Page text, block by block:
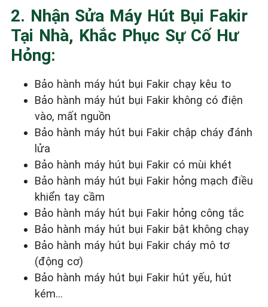
2. Nhận Sửa Máy Hút Bụi Fakir
Tại Nhà, Khắc Phục Sự Cố Hư
Hỏng:
Bảo hành máy hút bụi Fakir chạy kêu to
Bảo hành máy hút bụi Fakir không có điện
vào, mất nguồn
Bảo hành máy hút bụi Fakir chập cháy đánh
lửa
Bảo hành máy hút bụi Fakir có mùi khét
Bảo hành máy hút bụi Fakir hỏng mạch điều
khiển tay cầm
Bảo hành máy hút bụi Fakir hỏng công tắc
Bảo hành máy hút bụi Fakir bật không chạy
Bảo hành máy hút bụi Fakir cháy mô tơ
(động cơ)
Bảo hành máy hút bụi Fakir hút yếu, hút
kém…